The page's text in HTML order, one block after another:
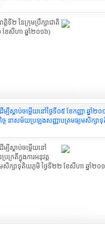
ទី២ នៃក្រុមប្រឹក្សាជាតិ
ខែសីហា ឆ្នាំ២០១៦)
តាប់ចម្លើយនៅថ្ងៃទី០៥ ខែកញ្ញា ឆ្នាំ២០
រកិច្ច នាសម័យប្រឡងសញ្ញាបត្រ​មធ្យមសិក្ស
បីស្តាប់ចម្លើយនៅ
ក្រតី​ក្នុងការអនុវត្ត
សិក្សាទុតិយភូមិ ថ្ងៃទី២២ ខែសីហា ឆ្នាំ២០